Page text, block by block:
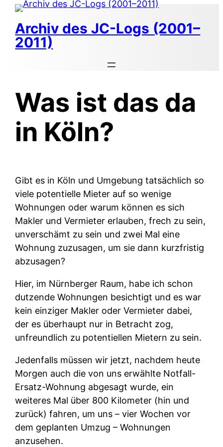
Zum
Inhalt
springen
Archiv des JC-Logs (2001–
2011)
Was ist das da
in Köln?
Gibt es in Köln und Umgebung tatsächlich so
viele potentielle Mieter auf so wenige
Wohnungen oder warum können es sich
Makler und Vermieter erlauben, frech zu sein,
unverschämt zu sein und zwei Mal eine
Wohnung zuzusagen, um sie dann kurzfristig
abzusagen?
Hier, im Nürnberger Raum, habe ich schon
dutzende Wohnungen besichtigt und es war
kein einziger Makler oder Vermieter dabei,
der es überhaupt nur in Betracht zog,
unfreundlich zu potentiellen Mietern zu sein.
Jedenfalls müssen wir jetzt, nachdem heute
Morgen auch die von uns erwählte Notfall-
Ersatz-Wohnung abgesagt wurde, ein
weiteres Mal über 800 Kilometer (hin und
zurück) fahren, um uns – vier Wochen vor
dem geplanten Umzug – Wohnungen
anzusehen.